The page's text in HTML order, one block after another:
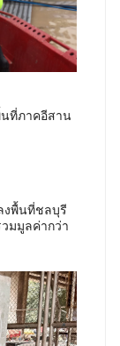
นที่ภาคอีสาน
งพื้นที่ชลบุรี
มมูลค่ากว่า